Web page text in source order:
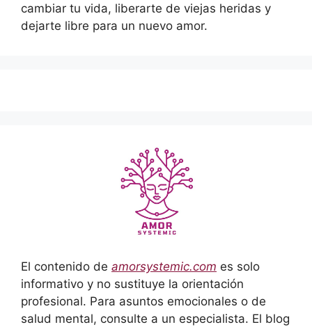
cambiar tu vida, liberarte de viejas heridas y
dejarte libre para un nuevo amor.
El contenido de amorsystemic.com es solo
informativo y no sustituye la orientación
profesional. Para asuntos emocionales o de
salud mental, consulte a un especialista. El blog